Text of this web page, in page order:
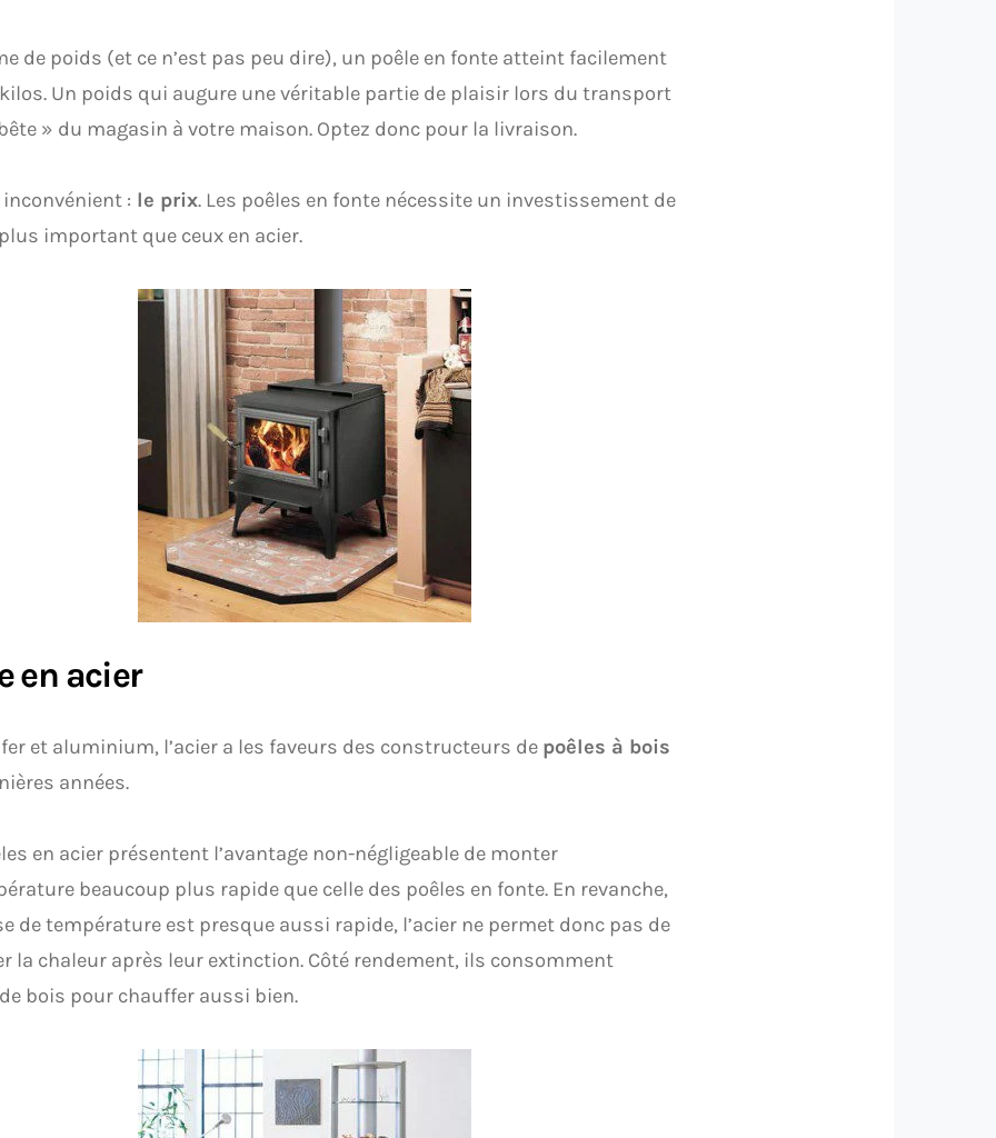
de poids (et ce n’est pas peu dire), un poêle en fonte atteint facilement
Un poids qui augure une véritable partie de plaisir lors du transport
» du magasin à votre maison. Optez donc pour la livraison.
: le prix. Les poêles en fonte nécessite un investissement de
important que ceux en acier.
en acier
et aluminium, l’acier a les faveurs des constructeurs de poêles à bois
années.
en acier présentent l’avantage non-négligeable de monter
beaucoup plus rapide que celle des poêles en fonte. En revanche,
de température est presque aussi rapide, l’acier ne permet donc pas de
la chaleur après leur extinction. Côté rendement, ils consomment
bois pour chauffer aussi bien.